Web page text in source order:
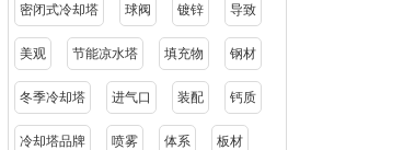
密闭式冷却塔 球阀 镀锌 导致
美观 节能凉水塔 填充物 钢材
冬季冷却塔 进气口 装配 钙质
冷却塔品牌 喷雾 体系 板材